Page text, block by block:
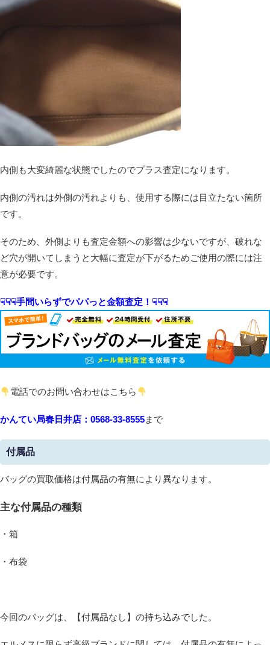
内側も大変綺麗な状態でしたのでプラス査定になります。
内側の汚れは外側の汚れよりも、使用する際には目立たない箇所
です。
そのため、外側よりも査定金額への影響は少ないですが、破れな
ど穴が開いてしまうと大幅に査定が下がるためご使用の際には注
意が必要です。
☟☟☟手間いらずでパパっと金額査定！☟☟☟
電話でのお問い合わせはこちら
かんてい局春日井店：0568-33-8555まで
付属品
バッグの買取価格は付属品の有無により異なります。
主な付属品の種類
・箱
・布袋
今回のバッグは、【付属品なし】の持ち込みでした。